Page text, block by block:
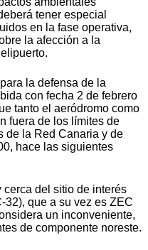
tener especial
en la fase operativa,
la afección a la
la defensa de la
con fecha 2 de febrero
tanto el aeródromo como
fuera de los límites de
de la Red Canaria y de
hace las siguientes
cerca del sitio de interés
que a su vez es ZEC
un inconveniente,
de componente noreste.